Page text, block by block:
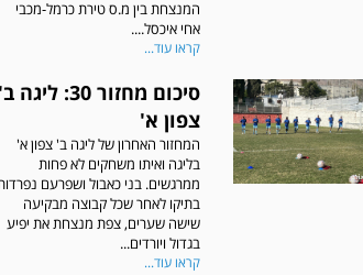
המנצחת בין מ.ס טירת כרמל-מכבי
אחי איכסל....
קראו עוד...
סיכום מחזור 30: ליגה ב'
צפון א'
המחזור האחרון של ליגה ב' צפון א'
בליגה ואיתו משחקים לא פחות
ממרגשים. בני כאבול ושפרעם
בתיקו לאחר שכל קבוצה מבקיעה
שישה שערים, צפת מנצחת את יפיע
בגדול ויורדים...
קראו עוד...